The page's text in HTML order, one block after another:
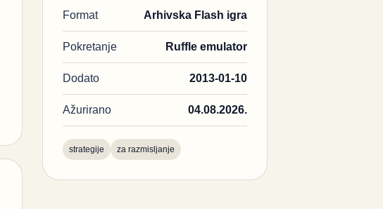
Format Arhivska Flash igra
Pokretanje Ruffle emulator
Dodato 2013-01-10
Ažurirano 04.08.2026.
strategije za razmisljanje